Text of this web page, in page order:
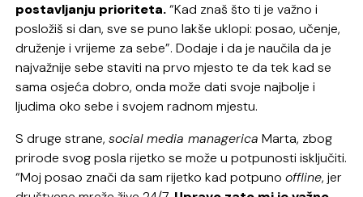
postavljanju prioriteta.“Kad znaš što ti je važno i
posložiš si dan, sve se puno lakše uklopi: posao, učenje,
druženje i vrijeme za sebe”. Dodaje i da je naučila da je
najvažnije sebe staviti na prvo mjesto te da tek kad se
sama osjeća dobro, onda može dati svoje najbolje i
ljudima oko sebe i svojem radnom mjestu.
S druge strane,social media managerica Marta, zbog
prirode svog posla rijetko se može u potpunosti isključiti.
“Moj posao znači da sam rijetko kad potpunooffline, jer